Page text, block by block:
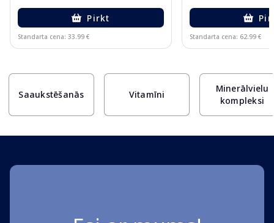
Pirkt
Standarta cena: 33.99 € Standarta cena: 62.99 €
Saaukstēšanās Vitamīni
Minerālvielu
kompleksi